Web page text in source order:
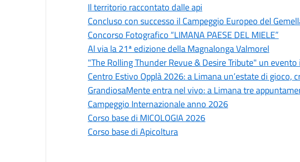
Il territorio raccontato dalle api
Concluso con successo il Campeggio Europeo del
Concorso Fotografico “LIMANA PAESE DEL MIELE”
Al via la 21ª edizione della Magnalonga Valmorel
"The Rolling Thunder Revue & Desire Tribute" un
Centro Estivo Opplà 2026: a Limana un’estate di gioco,
GrandiosaMente entra nel vivo: a Limana tre
Campeggio Internazionale anno 2026
Corso base di MICOLOGIA 2026
Corso base di Apicoltura